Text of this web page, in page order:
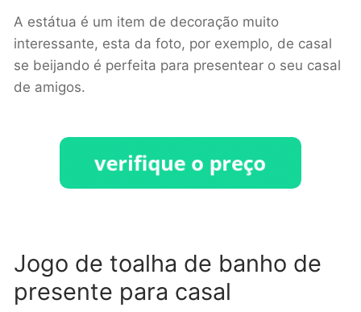
A estátua é um item de decoração muito
interessante, esta da foto, por exemplo, de casal
se beijando é perfeita para presentear o seu casal
de amigos.
Jogo de toalha de banho de
presente para casal